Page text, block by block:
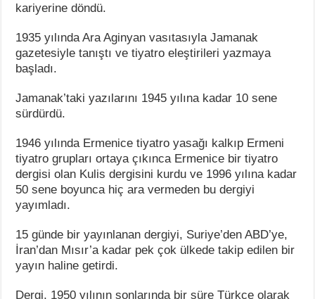
kariyerine döndü.
1935 yılında Ara Aginyan vasıtasıyla Jamanak
gazetesiyle tanıştı ve tiyatro eleştirileri yazmaya
başladı.
Jamanak’taki yazılarını 1945 yılına kadar 10 sene
sürdürdü.
1946 yılında Ermenice tiyatro yasağı kalkıp Ermeni
tiyatro grupları ortaya çıkınca Ermenice bir tiyatro
dergisi olan Kulis dergisini kurdu ve 1996 yılına kadar
50 sene boyunca hiç ara vermeden bu dergiyi
yayımladı.
15 günde bir yayınlanan dergiyi, Suriye’den ABD’ye,
İran’dan Mısır’a kadar pek çok ülkede takip edilen bir
yayın haline getirdi.
Dergi, 1950 yılının sonlarında bir süre Türkçe olarak